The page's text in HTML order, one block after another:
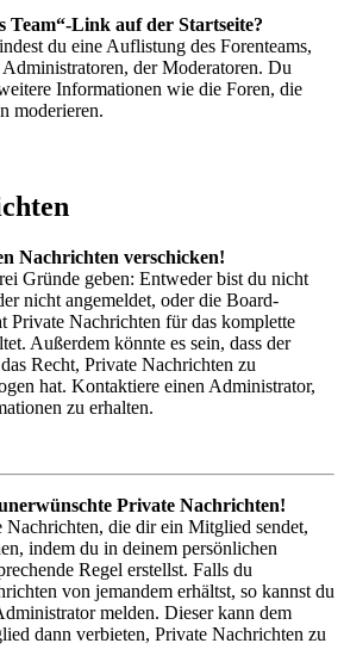
Team“-Link auf der Startseite?
du eine Auflistung des Forenteams,
der Moderatoren. Du
Informationen wie die Foren, die
moderieren.
Nachrichten verschicken!
Gründe geben: Entweder bist du nicht
nicht angemeldet, oder die Board-
Private Nachrichten für das komplette
Außerdem könnte es sein, dass der
Recht, Private Nachrichten zu
hat. Kontaktiere einen Administrator,
zu erhalten.
Private Nachrichten!
Nachrichten, die dir ein Mitglied sendet,
indem du in deinem persönlichen
Regel erstellst. Falls du
von jemandem erhältst, so kannst du
melden. Dieser kann dem
dann verbieten, Private Nachrichten zu